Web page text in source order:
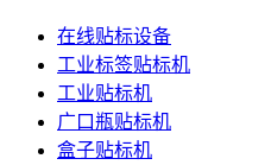
在线贴标设备
工业标签贴标机
工业贴标机
广口瓶贴标机
盒子贴标机